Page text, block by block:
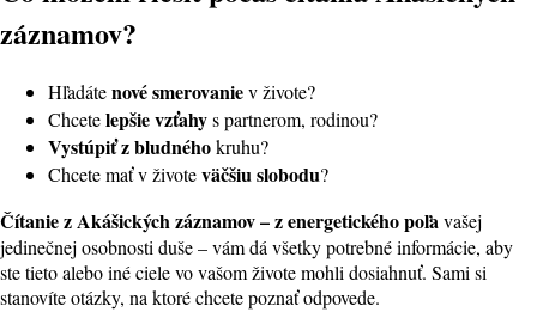
záznamov?
Hľadátenové smerovaniev živote?
Chcetelepšie vzťahys partnerom, rodinou?
Vystúpiť z bludnéhokruhu?
Chcete mať v životeväčšiu slobodu?
Čítanie z Akášických záznamov – z energetického poľavašej
jedinečnej osobnosti duše – vám dá všetky potrebné informácie, aby
ste tieto alebo iné ciele vo vašom živote mohli dosiahnuť. Sami si
stanovíte otázky, na ktoré chcete poznať odpovede.